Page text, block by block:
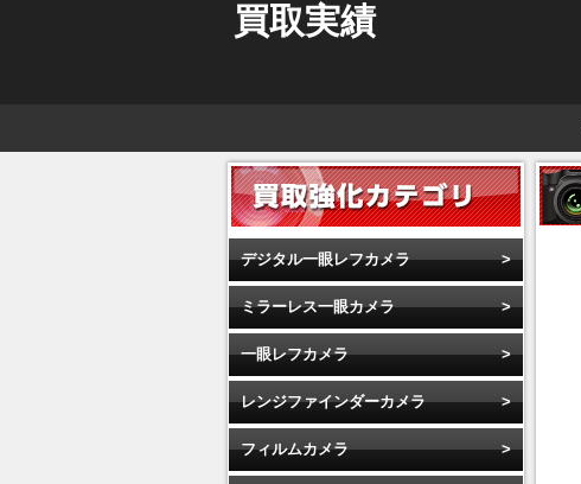
買取実績
デジタル一眼レフカメラ
ミラーレス一眼カメラ
一眼レフカメラ
レンジファインダーカメラ
フィルムカメラ